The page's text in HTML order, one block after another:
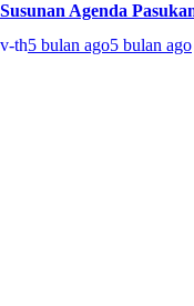
Susunan Agenda
v-th5 bulan ago5 bulan ago